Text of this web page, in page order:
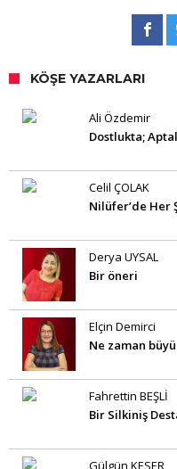
KÖŞE YAZARLARI
Ali Özdemir
Dostlukta;
Celil ÇOLAK
Nilüfer’de Her
Derya UYSAL
Bir öneri
Elçin Demirci
Ne zaman
Fahrettin BEŞLİ
Bir Silkiniş
Gülgün KESER